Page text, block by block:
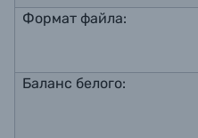
Формат файла:
Баланс белого: